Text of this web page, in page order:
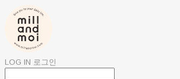
LOG IN 로그인